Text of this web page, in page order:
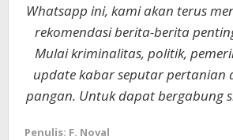
Whatsapp ini, kami akan terus
rekomendasi berita-berita
Mulai kriminalitas, politik,
update kabar seputar pertanian
pangan. Untuk dapat bergabung
Penulis: F. Noval